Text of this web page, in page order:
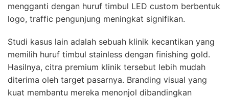
mengganti dengan huruf timbul LED custom berbentuk
logo, traffic pengunjung meningkat signifikan.
Studi kasus lain adalah sebuah klinik kecantikan yang
memilih huruf timbul stainless dengan finishing gold.
Hasilnya, citra premium klinik tersebut lebih mudah
diterima oleh target pasarnya. Branding visual yang
kuat membantu mereka menonjol dibandingkan